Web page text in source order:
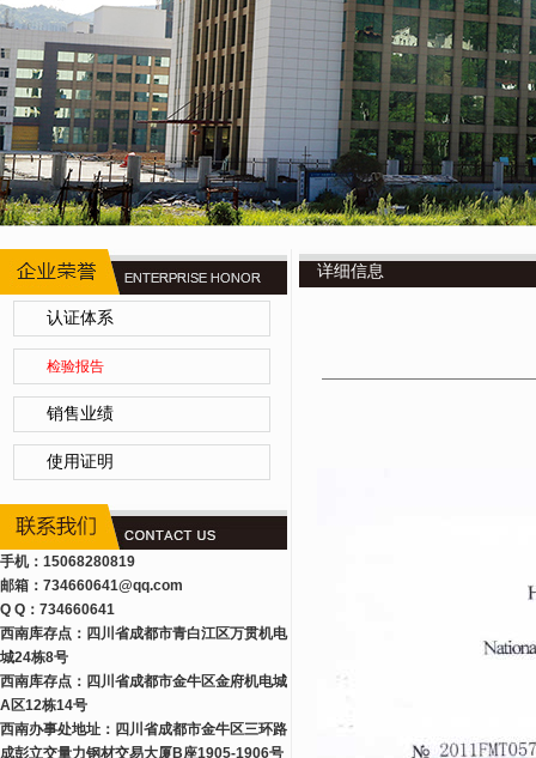
认证体系
检验报告
销售业绩
使用证明
手机：15068280819
邮箱：734660641@qq.com
Q Q：734660641
西南库存点：四川省成都市青白江区万贯机电
城24栋8号
西南库存点：四川省成都市金牛区金府机电城
A区12栋14号
西南办事处地址：四川省成都市金牛区三环路
成彭立交量力钢材交易大厦B座1905-1906号
详细信息